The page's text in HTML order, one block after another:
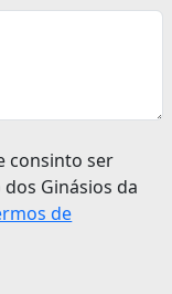
consinto ser
Ginásios da
de